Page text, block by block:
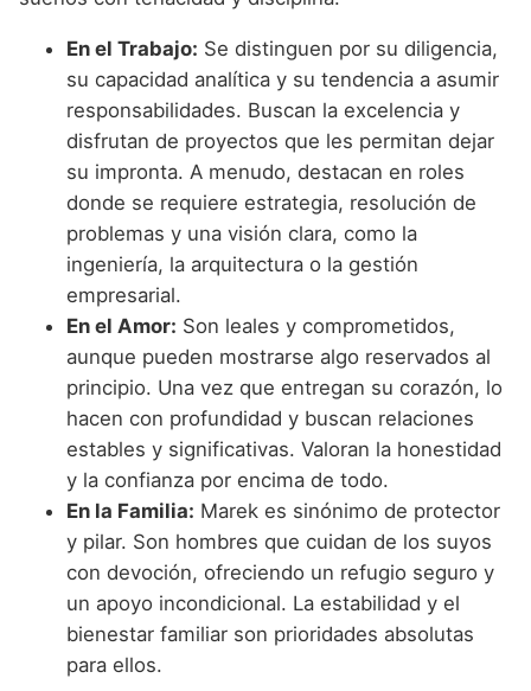
En el Trabajo: Se distinguen por su diligencia,
su capacidad analítica y su tendencia a asumir
responsabilidades. Buscan la excelencia y
disfrutan de proyectos que les permitan dejar
su impronta. A menudo, destacan en roles
donde se requiere estrategia, resolución de
problemas y una visión clara, como la
ingeniería, la arquitectura o la gestión
empresarial.
En el Amor: Son leales y comprometidos,
aunque pueden mostrarse algo reservados al
principio. Una vez que entregan su corazón, lo
hacen con profundidad y buscan relaciones
estables y significativas. Valoran la honestidad
y la confianza por encima de todo.
En la Familia: Marek es sinónimo de protector
y pilar. Son hombres que cuidan de los suyos
con devoción, ofreciendo un refugio seguro y
un apoyo incondicional. La estabilidad y el
bienestar familiar son prioridades absolutas
para ellos.